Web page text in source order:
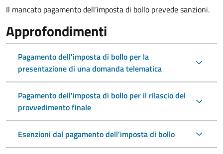
Il mancato pagamento dell’imposta di bollo prevede sanzioni.
Approfondimenti
Pagamento dell'imposta di bollo per la
presentazione di una domanda telematica
Pagamento dell'imposta di bollo per il rilascio del
provvedimento finale
Esenzioni dal pagamento dell'imposta di bollo